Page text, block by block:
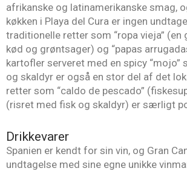
afrikanske og latinamerikanske smag,
køkken i Playa del Cura er ingen
traditionelle retter som “ropa vieja” (en
kød og grøntsager) og “papas
kartofler serveret med en spicy “mojo”
og skaldyr er også en stor del af det
retter som “caldo de pescado”
(risret med fisk og skaldyr) er særligt
Drikkevarer
Spanien er kendt for sin vin, og Gran
undtagelse med sine egne unikke